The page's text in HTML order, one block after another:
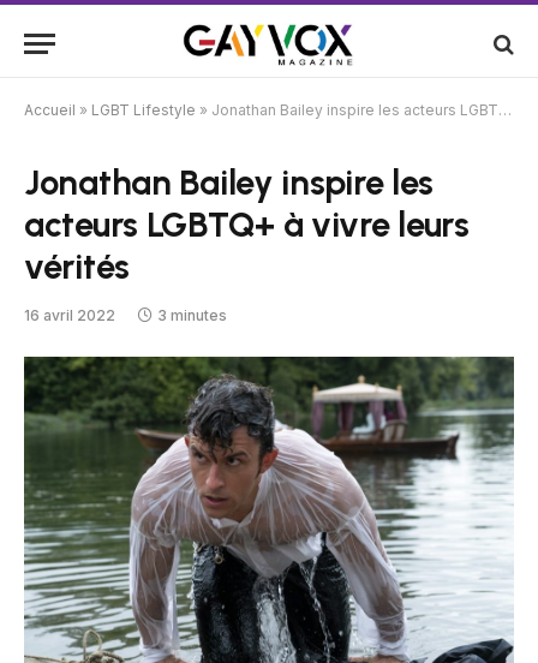
Accueil » LGBT Lifestyle » Jonathan Bailey inspire les acteurs LGBTQ+ à vivre leurs vérités
Jonathan Bailey inspire les
acteurs LGBTQ+ à vivre leurs
vérités
16 avril 2022 3 minutes